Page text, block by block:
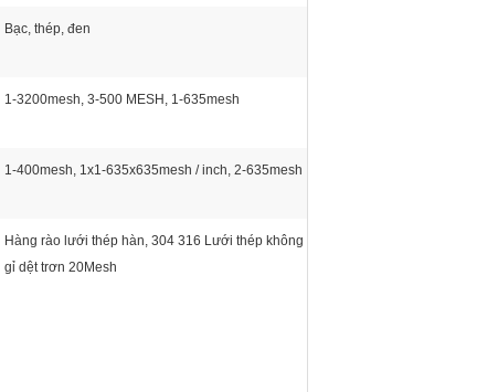
Bạc, thép, đen
1-3200mesh, 3-500 MESH, 1-635mesh
1-400mesh, 1x1-635x635mesh / inch, 2-635mesh
Hàng rào lưới thép hàn, 304 316 Lưới thép không
gỉ dệt trơn 20Mesh